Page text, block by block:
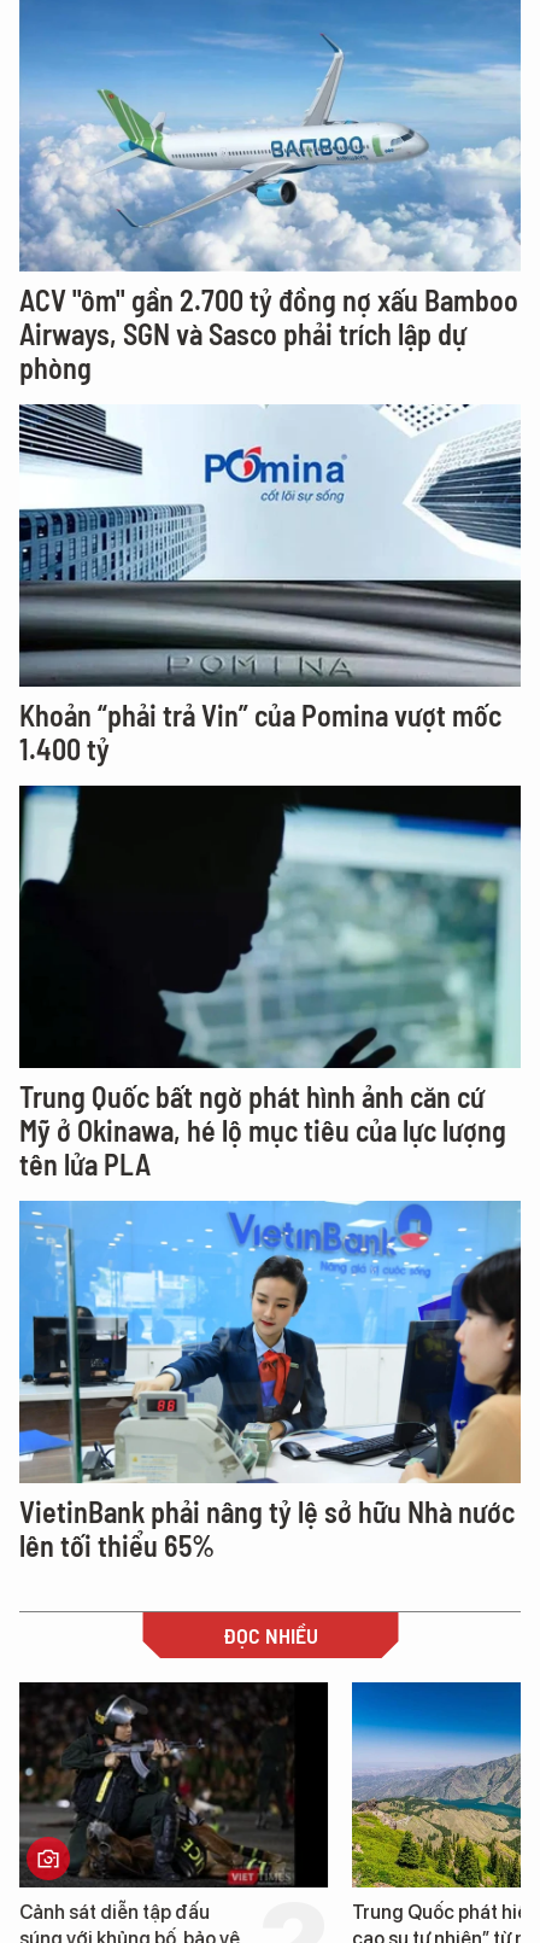
ACV "ôm" gần 2.700 tỷ đồng nợ xấu Bamboo
Airways, SGN và Sasco phải trích lập dự
phòng
Khoản “phải trả Vin” của Pomina vượt mốc
1.400 tỷ
Trung Quốc bất ngờ phát hình ảnh căn cứ
Mỹ ở Okinawa, hé lộ mục tiêu của lực lượng
tên lửa PLA
VietinBank phải nâng tỷ lệ sở hữu Nhà nước
lên tối thiểu 65%
ĐỌC NHIỀU
Trung Quốc phát hiện “mỏ
Loạt dự án bất động